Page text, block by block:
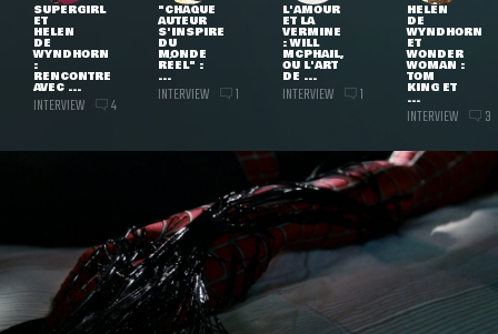
SUPERGIRL
ET
HELEN
DE
WYNDHORN
:
RENCONTRE
AVEC ...
INTERVIEW 4
"CHAQUE
AUTEUR
S'INSPIRE
DU
MONDE
RÉEL" :
...
INTERVIEW 1
L'AMOUR
ET LA
VERMINE
: WILL
MCPHAIL,
OU L'ART
DE ...
INTERVIEW 1
HELEN
DE
WYNDHORN
ET
WONDER
WOMAN :
TOM
KING ET
...
INTERVIEW 3